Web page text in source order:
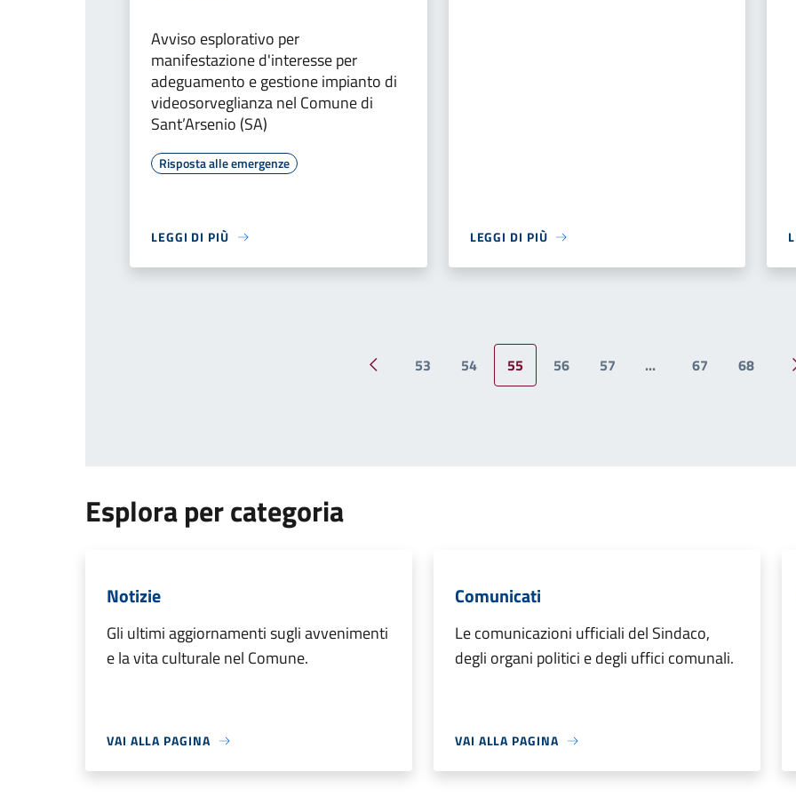
Avviso esplorativo per
manifestazione d'interesse per
adeguamento e gestione impianto di
videosorveglianza nel Comune di
Sant’Arsenio (SA)
Risposta alle emergenze
LEGGI DI PIÙ LEGGI DI PIÙ
Pagina precedente
53 54 55 56 57 ... 67 68
Esplora per categoria
Notizie
Gli ultimi aggiornamenti sugli avvenimenti
e la vita culturale nel Comune.
VAI ALLA PAGINA
Comunicati
Le comunicazioni ufficiali del Sindaco,
degli organi politici e degli uffici comunali.
VAI ALLA PAGINA